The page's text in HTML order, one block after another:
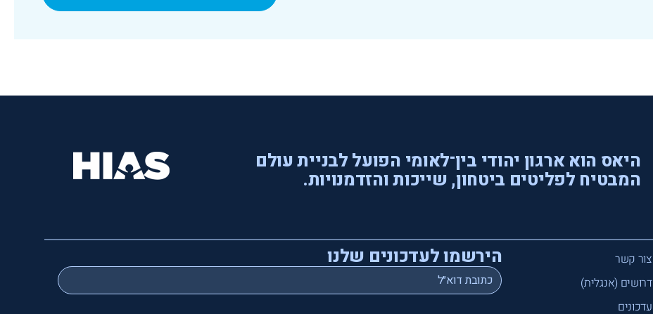
היאס הוא ארגון יהודי בין־לאומי הפועל לבניית עולם
המבטיח לפליטים ביטחון, שייכות והזדמנויות.
צור קשר
דרושים (אנגלית)
עדכונים
הירשמו לעדכונים שלנו
Email
*